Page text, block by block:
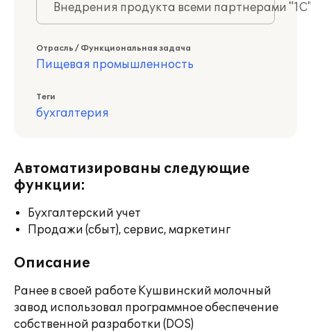
Внедрения продукта всеми партнерами
Отрасль / Функциональная задача
Пищевая промышленность
Теги
бухгалтерия
Автоматизированы следующие
функции:
Бухгалтерский учет
Продажи (сбыт), сервис, маркетинг
Описание
Ранее в своей работе Кушвинский молочный
завод использовал программное обеспечение
собственной разработки (DOS)